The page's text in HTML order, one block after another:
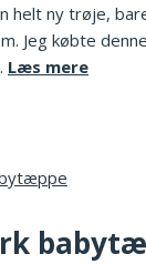
helt ny trøje,
Jeg købte
Læs mere